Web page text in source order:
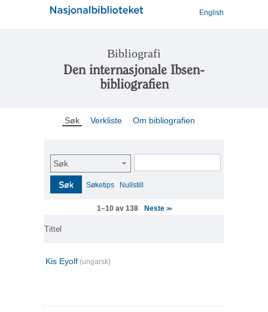
English
Bibliografi
Den internasjonale Ibsen-
bibliografien
Søk Verkliste Om bibliografien
Søk
Søk Søketips Nullstill
1–10 av 138 Neste >>
Tittel
Kis Eyolf (ungarsk)